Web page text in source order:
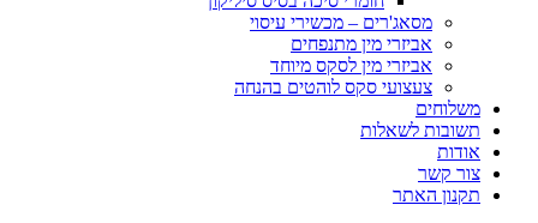
מסאג'רים – מכשירי עיסוי
אביזרי מין מתנפחים
אביזרי מין לסקס מיוחד
צעצועי סקס לוהטים בהנחה
משלוחים
תשובות לשאלות
אודות
צור קשר
תקנון האתר